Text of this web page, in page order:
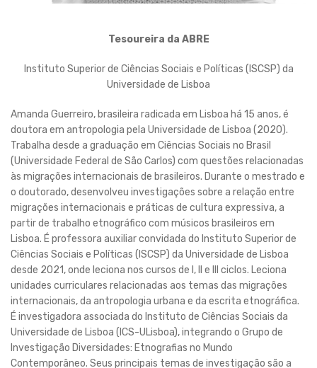
Tesoureira da ABRE
Instituto Superior de Ciências Sociais e Políticas (ISCSP) da
Universidade de Lisboa
Amanda Guerreiro, brasileira radicada em Lisboa há 15 anos, é
doutora em antropologia pela Universidade de Lisboa (2020).
Trabalha desde a graduação em Ciências Sociais no Brasil
(Universidade Federal de São Carlos) com questões relacionadas
às migrações internacionais de brasileiros. Durante o mestrado e
o doutorado, desenvolveu investigações sobre a relação entre
migrações internacionais e práticas de cultura expressiva, a
partir de trabalho etnográfico com músicos brasileiros em
Lisboa. É professora auxiliar convidada do Instituto Superior de
Ciências Sociais e Políticas (ISCSP) da Universidade de Lisboa
desde 2021, onde leciona nos cursos de I, II e III ciclos. Leciona
unidades curriculares relacionadas aos temas das migrações
internacionais, da antropologia urbana e da escrita etnográfica.
É investigadora associada do Instituto de Ciências Sociais da
Universidade de Lisboa (ICS-ULisboa), integrando o Grupo de
Investigação Diversidades: Etnografias no Mundo
Contemporâneo. Seus principais temas de investigação são a